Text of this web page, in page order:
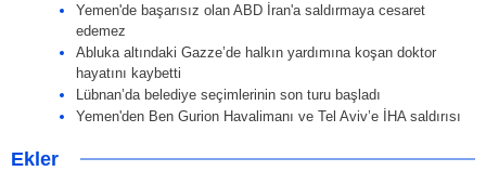
Yemen'de başarısız olan ABD İran'a saldırmaya cesaret
edemez
Abluka altındaki Gazze’de halkın yardımına koşan doktor
hayatını kaybetti
Lübnan’da belediye seçimlerinin son turu başladı
Yemen'den Ben Gurion Havalimanı ve Tel Aviv’e İHA saldırısı
Ekler